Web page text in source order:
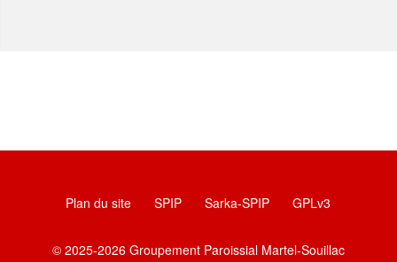
Plan du site SPIP Sarka-SPIP GPLv3
© 2025-2026 Groupement Paroissial Martel-Souillac